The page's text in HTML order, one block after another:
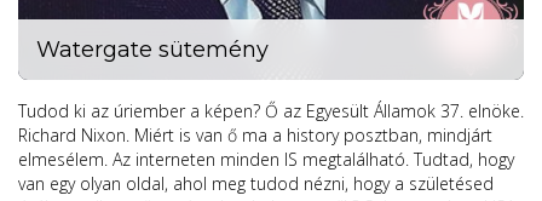
Watergate sütemény
Tudod ki az úriember a képen? Ő az Egyesült Államok 37. elnöke.
Richard Nixon. Miért is van ő ma a history posztban, mindjárt
elmesélem. Az interneten minden IS megtalálható. Tudtad, hogy
van egy olyan oldal, ahol meg tudod nézni, hogy a születésed